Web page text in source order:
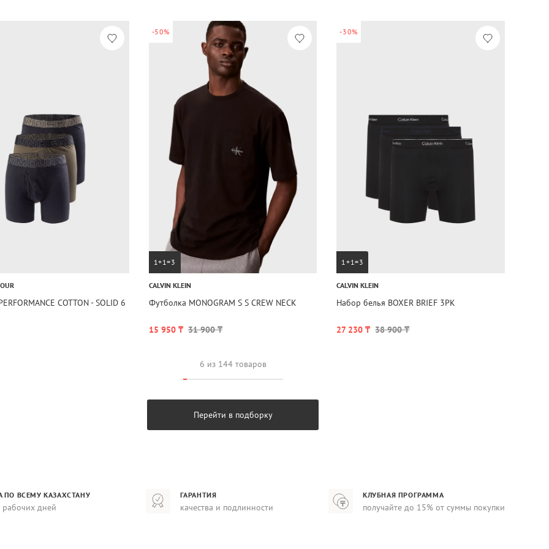
COTTON - SOLID 6
-50%
1+1=3
CALVIN KLEIN
Футболка MONOGRAM S S CREW NECK
15 950 ₸ 31 900 ₸
-30%
1+1=3
CALVIN KLEIN
Набор белья BOXER BRIEF 3PK
27 230 ₸ 38 900 ₸
6 из 144 товаров
Перейти в подборку
ПО ВСЕМУ КАЗАХСТАНУ
дней
ГАРАНТИЯ
качества и подлинности
КЛУБНАЯ ПРОГРАММА
получайте до 15% от суммы покупки